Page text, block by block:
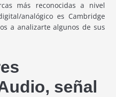
más reconocidas a nivel
analógico es Cambridge
a analizarte algunos de sus
señal